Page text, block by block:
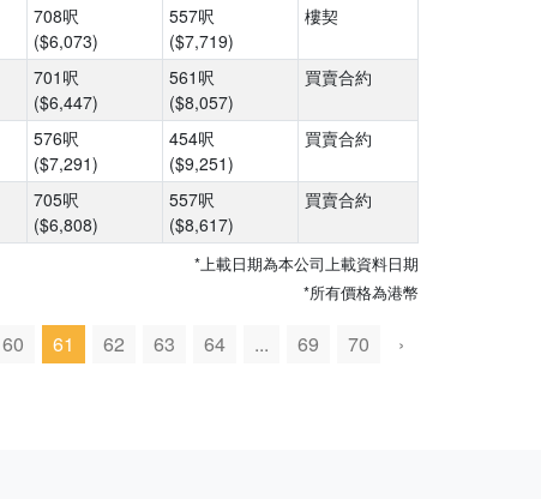
708呎
($6,073)
557呎
($7,719)
樓契
701呎
($6,447)
561呎
($8,057)
買賣合約
576呎
($7,291)
454呎
($9,251)
買賣合約
705呎
($6,808)
557呎
($8,617)
買賣合約
*上載日期為本公司上載資料日期
*所有價格為港幣
60 61 62 63 64 ... 69 70 ›